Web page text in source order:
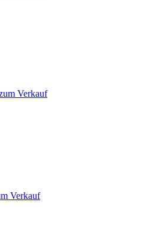
Verkauf
Verkauf